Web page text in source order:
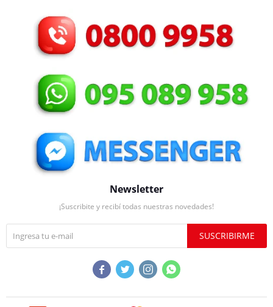
Newsletter
¡Suscribite y recibí todas nuestras novedades!
SUSCRIBIRME
   